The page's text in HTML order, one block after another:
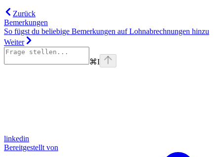
Zurück
Bemerkungen
So fügst du beliebige Bemerkungen auf Lohnabrechnungen hinzu
Weiter
⌘I
linkedin
Bereitgestellt von